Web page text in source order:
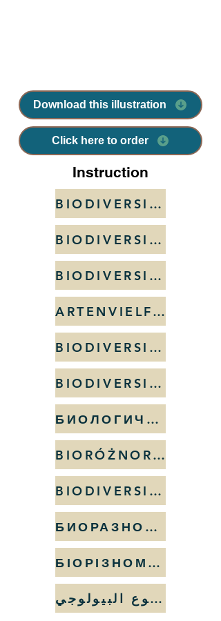
Download this illustration
Click here to order
Instruction
BIODIVERSITEIT
BIODIVERSITE
BIODIVERSITY
ARTENVIELFALT
BIODIVERSIDAD
BIODIVERSIDADE
БИОЛОГИЧНО РАЗНООБРАЗИЕ
BIORÓŻNORODNOŚĆ
BIODIVERSITATE
БИОРАЗНООБРАЗИЕ
БІОРІЗНОМАНІТТЯ
التنوع البيولوجي